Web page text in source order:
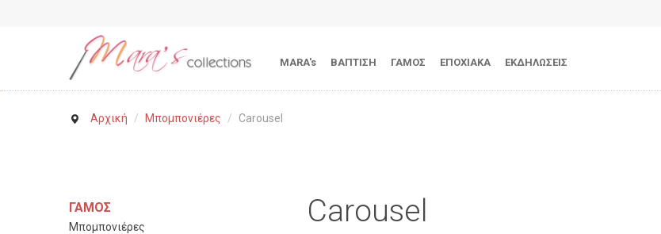
MARA's ΒΑΠΤΙΣΗ ΓΑΜΟΣ ΕΠΟΧΙΑΚΑ ΕΚΔΗΛΩΣΕΙΣ
Αρχική / Μπομπονιέρες / Carousel
ΓΑΜΟΣ
Μπομπονιέρες
Carousel